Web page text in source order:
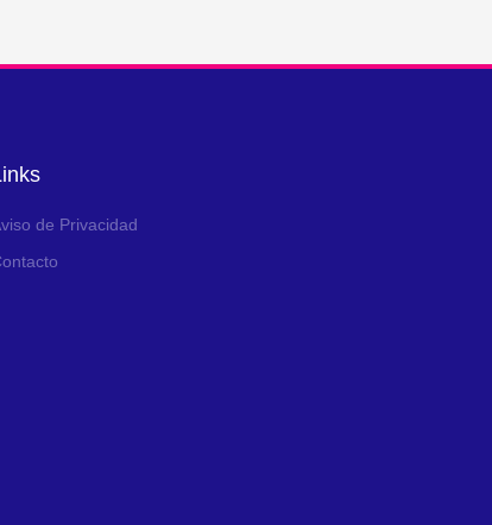
de Privacidad